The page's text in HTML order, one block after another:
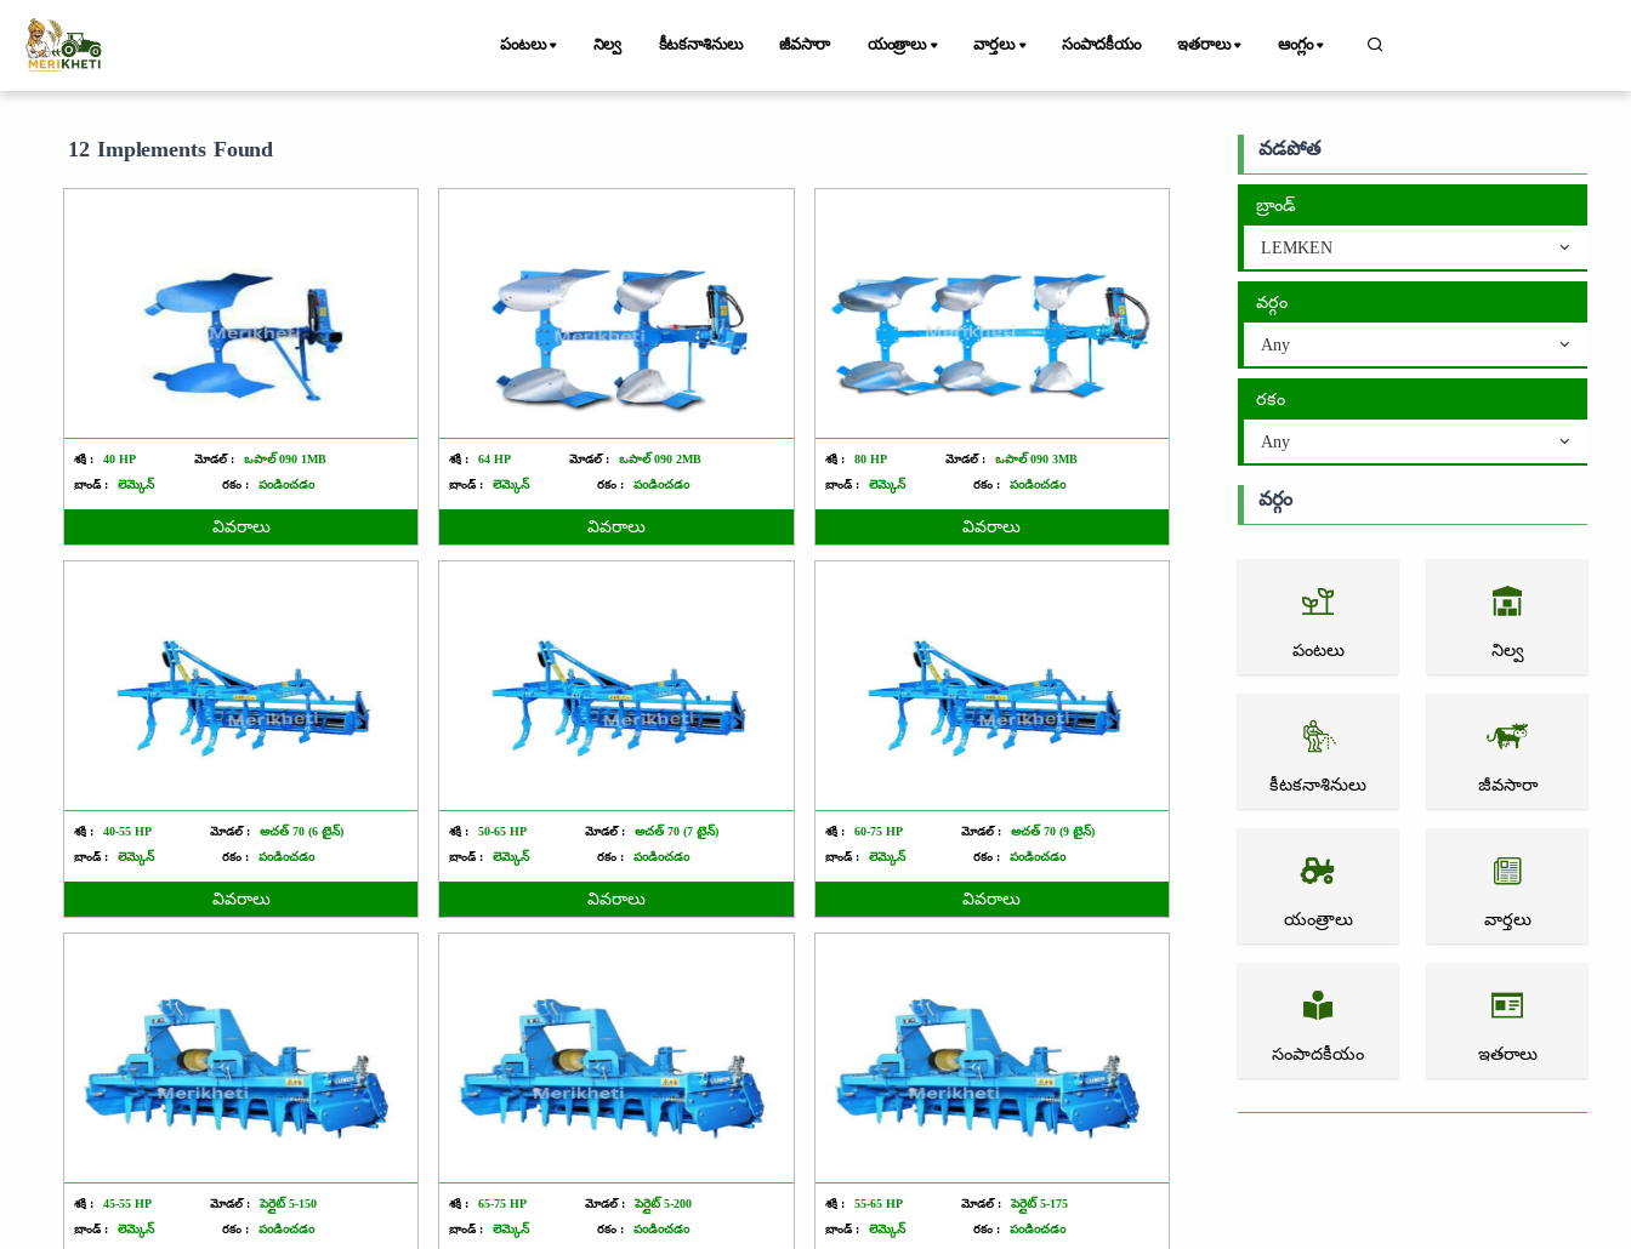
పంటలు నిల్వ కీటకనాశినులు జీవసారా యంత్రాలు వార్తలు సంపాదకీయం ఇతరాలు ఆంగ్లం
12 Implements Found
శక్తి : 40 HP మోడల్ :
ఒపాల్ 090 1MB
బ్రాండ్ :
లెమ్కెన్ రకం : పండించడం
వివరాలు
శక్తి : 64 HP మోడల్ :
ఒపాల్ 090 2MB
బ్రాండ్ :
లెమ్కెన్ రకం : పండించడం
వివరాలు
శక్తి : 80 HP మోడల్ :
ఒపాల్ 090 3MB
బ్రాండ్ :
లెమ్కెన్ రకం : పండించడం
వివరాలు
శక్తి : 40-55 HP మోడల్ :
అచత్ 70 (6 టైన్)
బ్రాండ్ :
లెమ్కెన్ రకం : పండించడం
వివరాలు
శక్తి : 50-65 HP మోడల్ :
అచత్ 70 (7 టైన్)
బ్రాండ్ :
లెమ్కెన్ రకం : పండించడం
వివరాలు
శక్తి : 60-75 HP మోడల్ :
అచత్ 70 (9 టైన్)
బ్రాండ్ :
లెమ్కెన్ రకం : పండించడం
వివరాలు
శక్తి : 45-55 HP మోడల్ :
పెర్లైట్ 5-150
బ్రాండ్ :
లెమ్కెన్ రకం : పండించడం
శక్తి : 65-75 HP మోడల్ :
పెర్లైట్ 5-200
బ్రాండ్ :
లెమ్కెన్ రకం : పండించడం
శక్తి : 55-65 HP మోడల్ :
పెర్లైట్ 5-175
బ్రాండ్ :
లెమ్కెన్ రకం : పండించడం
వడపోత
బ్రాండ్
LEMKEN
వర్గం
Any
రకం
Any
వర్గం
పంటలు నిల్వ
కీటకనాశినులు జీవసారా
యంత్రాలు వార్తలు
సంపాదకీయం ఇతరాలు